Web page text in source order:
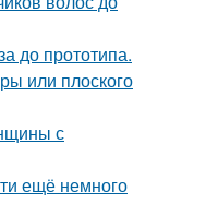
до прототипа.
или плоского
с
ещё немного